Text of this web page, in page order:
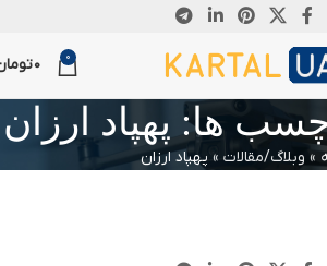
0
0
ها: پهپاد ارزان
» وبلاگ/مقالات » پهپاد ارزان